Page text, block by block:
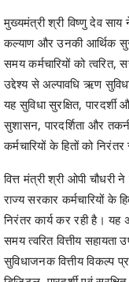
समय कर्मचारियों को त्वरित,
उद्देश्य से अल्पावधि ऋण
यह सुविधा सुरक्षित,
सुशासन, पारदर्शिता और
कर्मचारियों के हितों को
वित्त मंत्री श्री ओपी चौधरी
राज्य सरकार कर्मचारियों
निरंतर कार्य कर रही है। यह
समय त्वरित वित्तीय
सुविधाजनक वित्तीय विकल्प
डिजिटल, पारदर्शी एवं
(Employee Corner) के
सुविधा का लाभ प्राप्त कर